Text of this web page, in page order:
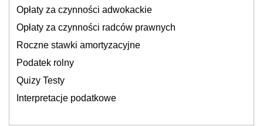
Opłaty za czynności adwokackie
Opłaty za czynności radców prawnych
Roczne stawki amortyzacyjne
Podatek rolny
Quizy Testy
Interpretacje podatkowe